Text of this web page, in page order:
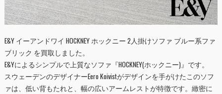
E&Y イーアンドワイ HOCKNEY ホックニー 2人掛けソファ ブルー系ファ
ブリック を買取しました。
E&Yによるシンプルで上質なソファ『HOCKNEY(ホックニー)』です。
スウェーデンのデザイナーEero Koivistがデザインを手がけたこのソフ
ァは、低い背もたれと、幅の広いアームレストが特徴です。緻密に